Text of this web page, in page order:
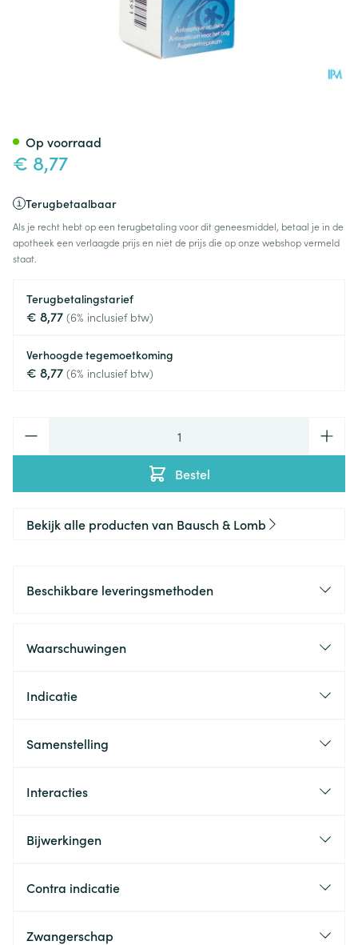
€ 8,77
Terugbetaalbaar
Als je recht hebt op een terugbetaling voor dit geneesmiddel, betaal je in de
apotheek een verlaagde prijs en niet de prijs die op onze webshop vermeld
staat.
Terugbetalingstarief
€ 8,77 (6% inclusief btw)
Verhoogde tegemoetkoming
€ 8,77 (6% inclusief btw)
Bestel
Op voorraad
Bekijk alle producten van Bausch & Lomb
Beschikbare leveringsmethoden
Waarschuwingen
Indicatie
Samenstelling
Interacties
Bijwerkingen
Contra indicatie
Zwangerschap